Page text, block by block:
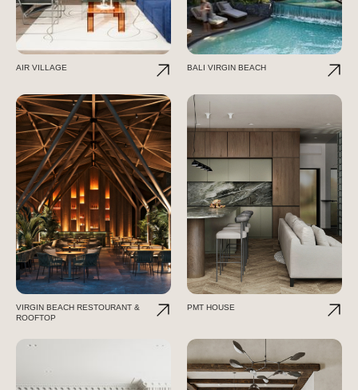
AIR VILLAGE BALI VIRGIN BEACH
VIRGIN BEACH RESTOURANT &
ROOFTOP
PMT HOUSE